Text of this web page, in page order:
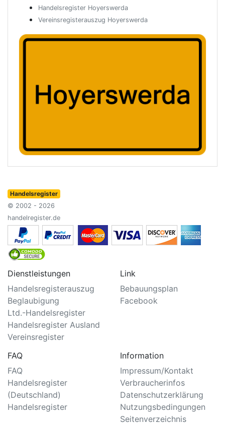
Handelsregister Hoyerswerda
Vereinsregisterauszug Hoyerswerda
Handelsregister
© 2002 - 2026
handelregister.de
Dienstleistungen
Handelsregisterauszug
Beglaubigung
Ltd.-Handelsregister
Handelsregister Ausland
Vereinsregister
Link
Bebauungsplan
Facebook
FAQ
FAQ
Handelsregister
(Deutschland)
Handelsregister
Information
Impressum/Kontakt
Verbraucherinfos
Datenschutzerklärung
Nutzungsbedingungen
Seitenverzeichnis